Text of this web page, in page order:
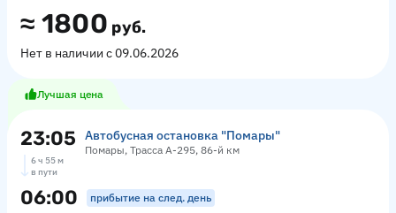
≈ 1800 руб.
Нет в наличии с 09.06.2026
Лучшая цена
23:05 Автобусная остановка "Помары"
Помары, Трасса А-295, 86-й км
6 ч 55 м
в пути
06:00 прибытие на след. день